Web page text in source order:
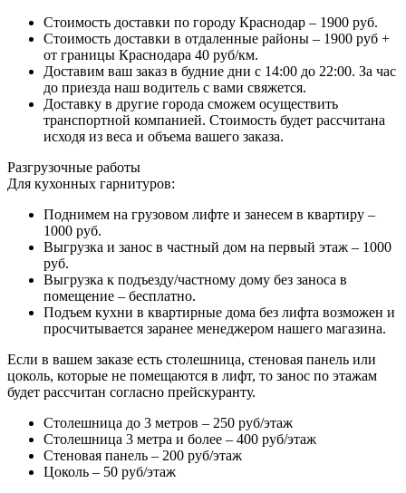
Стоимость доставки по городу Краснодар – 1900 руб.
Стоимость доставки в отдаленные районы – 1900 руб +
от границы Краснодара 40 руб/км.
Доставим ваш заказ в будние дни с 14:00 до 22:00. За час
до приезда наш водитель с вами свяжется.
Доставку в другие города сможем осуществить
транспортной компанией. Стоимость будет рассчитана
исходя из веса и объема вашего заказа.
Разгрузочные работы
Для кухонных гарнитуров:
Поднимем на грузовом лифте и занесем в квартиру –
1000 руб.
Выгрузка и занос в частный дом на первый этаж – 1000
руб.
Выгрузка к подъезду/частному дому без заноса в
помещение – бесплатно.
Подъем кухни в квартирные дома без лифта возможен и
просчитывается заранее менеджером нашего магазина.
Если в вашем заказе есть столешница, стеновая панель или
цоколь, которые не помещаются в лифт, то занос по этажам
будет рассчитан согласно прейскуранту.
Столешница до 3 метров – 250 руб/этаж
Столешница 3 метра и более – 400 руб/этаж
Стеновая панель – 200 руб/этаж
Цоколь – 50 руб/этаж